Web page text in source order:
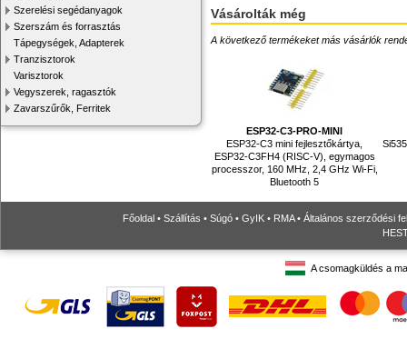
Szerelési segédanyagok
Szerszám és forrasztás
Tápegységek, Adapterek
Tranzisztorok
Varisztorok
Vegyszerek, ragasztók
Zavarszűrők, Ferritek
Vásárolták még
A következő termékeket más vásárlók
ESP32-C3-PRO-MINI
ESP32-C3 mini fejlesztőkártya,
ESP32-C3FH4 (RISC-V), egymagos
processzor, 160 MHz, 2,4 GHz Wi-Fi,
Bluetooth 5
Főoldal • Szállítás • Súgó • GyIK • RMA• Általános szerződési
A csomagküldés a